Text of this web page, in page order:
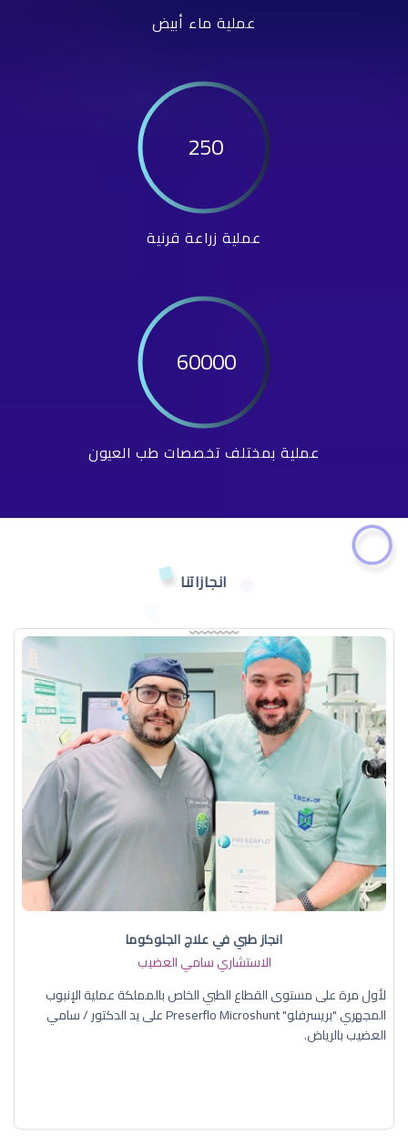
عملية ماء أبيض
250
عملية زراعة قرنية
60000
عملية بمختلف تخصصات طب العيون
انجازاتنا
انجاز طبي في علاج الجلوكوما
الاستشاري سامي العضيب
لأول مرة على مستوى القطاع الطبي الخاص بالمملكة عملية الإنبوب
المجهري "بريسرفلو" Preserflo Microshunt على يد الدكتور / سامي
العضيب بالرياض.